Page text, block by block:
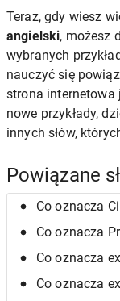
Teraz, gdy wiesz
angielski, możesz
wybranych
nauczyć się
strona internetowa
nowe przykłady,
innych słów,
Powiązane
Co oznacza
Co oznacza
Co oznacza
Co oznacza